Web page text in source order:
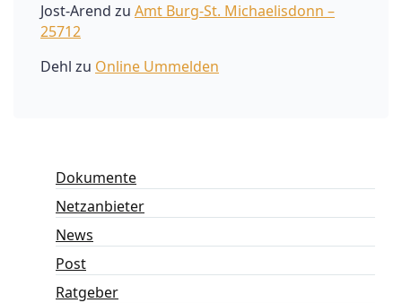
Jost-Arend zu Amt Burg-St. Michaelisdonn –
25712
Dehl zu Online Ummelden
Dokumente
Netzanbieter
News
Post
Ratgeber